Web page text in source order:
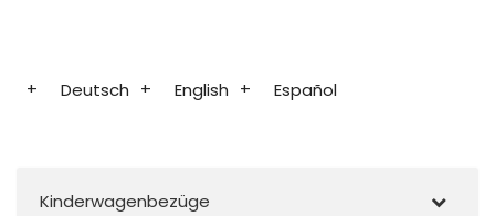
Deutsch English Español
Kinderwagenbezüge